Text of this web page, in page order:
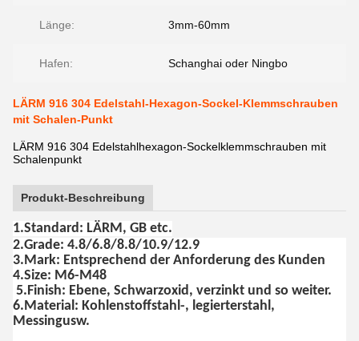
Länge: 3mm-60mm
Hafen: Schanghai oder Ningbo
LÄRM 916 304 Edelstahl-Hexagon-Sockel-Klemmschrauben
mit Schalen-Punkt
LÄRM 916 304 Edelstahlhexagon-Sockelklemmschrauben mit
Schalenpunkt
Produkt-Beschreibung
1.Standard: LÄRM, GB etc.
2.Grade: 4.8/6.8/8.8/10.9/12.9
3.Mark: Entsprechend der Anforderung des Kunden
4.Size: M6-M48
5.Finish: Ebene, Schwarzoxid, verzinkt und so weiter.
6.Material: Kohlenstoffstahl-, legierterstahl,
Messingusw.